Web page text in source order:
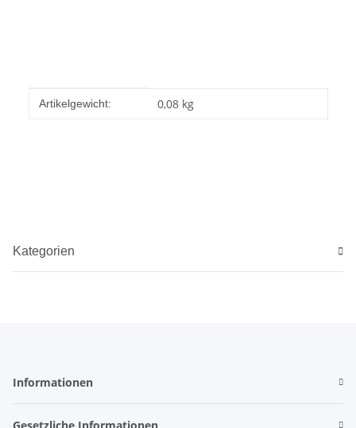
Produkteigenschaft
Wert
Artikelgewicht: 0,08 kg
Kategorien
Informationen